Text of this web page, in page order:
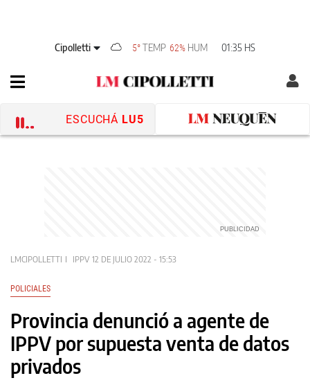
Cipolletti 5°TEMP 62% HUM 01:35 HS
ESCUCHÁ LU5
LMCIPOLLETTI IPPV 12 DE JULIO 2022 - 15:53
POLICIALES
Provincia denunció a agente de
IPPV por supuesta venta de datos
privados